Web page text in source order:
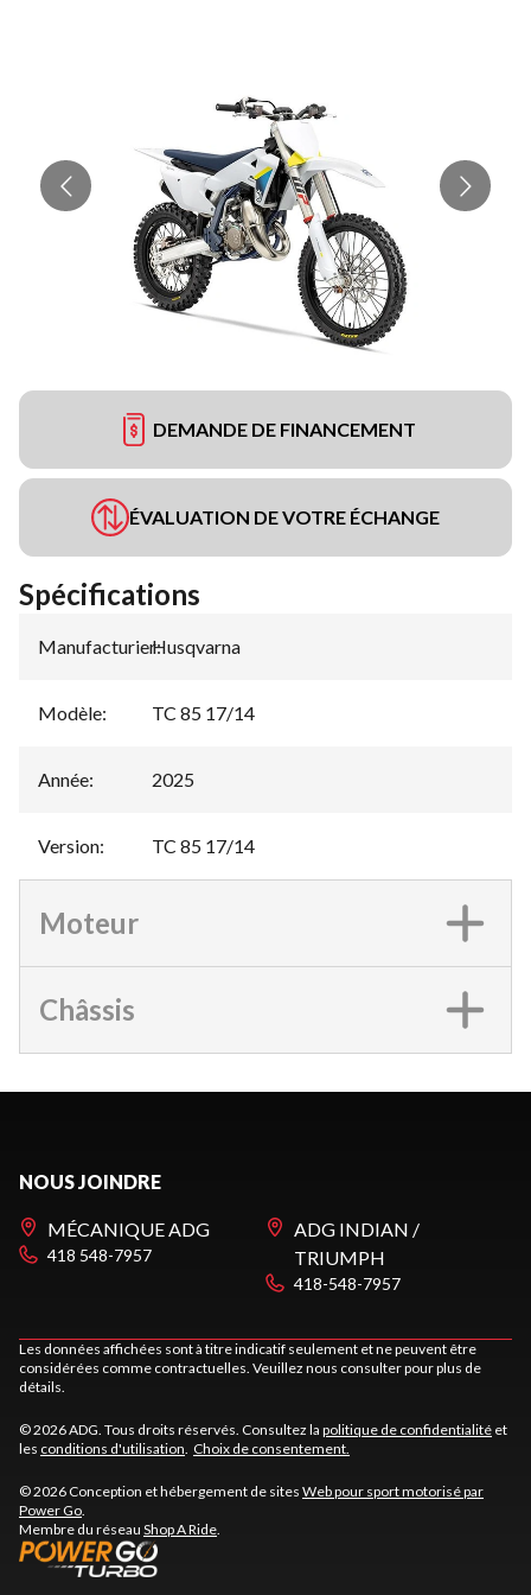
DEMANDE DE FINANCEMENT
ÉVALUATION DE VOTRE ÉCHANGE
Spécifications
Manufacturier:
Husqvarna
Modèle: TC 85 17/14
Année: 2025
Version: TC 85 17/14
Moteur
Châssis
NOUS JOINDRE
MÉCANIQUE ADG
418 548-7957
ADG INDIAN /
TRIUMPH
418-548-7957
Les données affichées sont à titre indicatif seulement et ne peuvent être
considérées comme contractuelles. Veuillez nous consulter pour plus de
détails.
© 2026 ADG. Tous droits réservés. Consultez la politique de confidentialité et
les conditions d'utilisation Choix de consentement.
© 2026 Conception et hébergement de sites Web pour sport motorisé par
Power Go
Membre du réseau Shop A Ride